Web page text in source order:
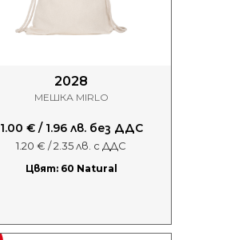
2028
МЕШКА MIRLO
1.00 € / 1.96 лв. без ДДС
1.20 € / 2.35 лв. с ДДС
Цвят: 60 Natural